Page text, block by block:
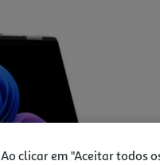
Ao clicar em "Aceitar todos